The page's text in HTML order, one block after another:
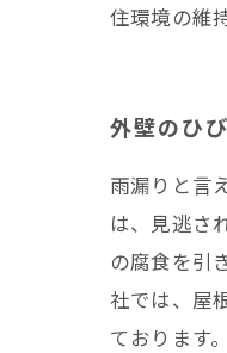
住環境の維
外壁のひ
雨漏りと言
は、見逃さ
の腐食を引
社では、屋
ております